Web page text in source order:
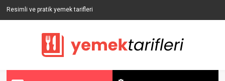
Resimli ve pratik yemek tarifleri